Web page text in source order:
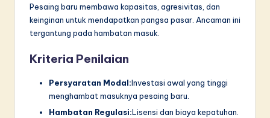
Pesaing baru membawa kapasitas, agresivitas, dan
keinginan untuk mendapatkan pangsa pasar. Ancaman ini
tergantung pada hambatan masuk.
Kriteria Penilaian
Persyaratan Modal:Investasi awal yang tinggi
menghambat masuknya pesaing baru.
Hambatan Regulasi:Lisensi dan biaya kepatuhan.